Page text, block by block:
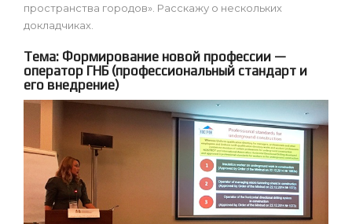
пространства городов». Расскажу о нескольких
докладчиках.
Тема: Формирование новой профессии —
оператор ГНБ (профессиональный стандарт и
его внедрение)